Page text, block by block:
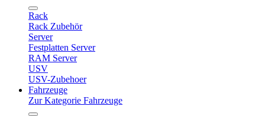
Rack
Rack Zubehör
Server
Festplatten Server
RAM Server
USV
USV-Zubehoer
Fahrzeuge
Zur Kategorie Fahrzeuge